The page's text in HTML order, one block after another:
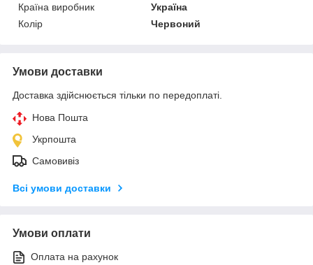
Країна виробник
Україна
Колір
Червоний
Умови доставки
Доставка здійснюється тільки по передоплаті.
Нова Пошта
Укрпошта
Самовивіз
Всі умови доставки
Умови оплати
Оплата на рахунок